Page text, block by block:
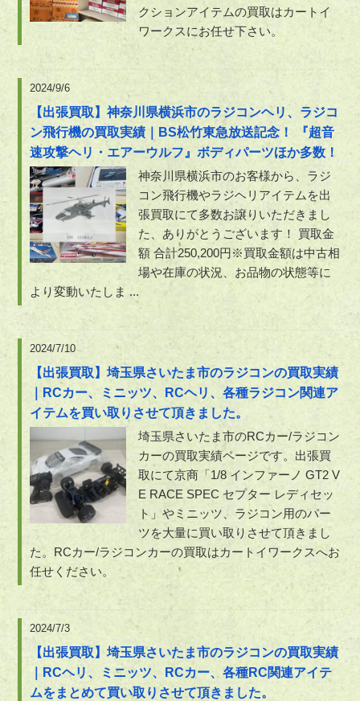
クションアイテムの買取はカートイ
ワークスにお任せ下さい。
2024/9/6
【出張買取】神奈川県横浜市のラジコンヘリ、ラジコ
ン飛行機の買取実績｜BS松竹東急放送記念！ 『超音
速攻撃ヘリ・エアーウルフ』ボディパーツほか多数！
神奈川県横浜市のお客様から、ラジ
コン飛行機やラジヘリアイテムを出
張買取にて多数お譲りいただきまし
た、ありがとうございます！ 買取金
額 合計250,200円※買取金額は中古相
場や在庫の状況、お品物の状態等に
より変動いたしま ...
2024/7/10
【出張買取】埼玉県さいたま市のラジコンの買取実績
｜RCカー、ミニッツ、RCヘリ、各種ラジコン関連ア
イテムを買い取りさせて頂きました。
埼玉県さいたま市のRCカー/ラジコン
カーの買取実績ページです。出張買
取にて京商「1/8 インファーノ GT2 V
E RACE SPEC セプター レディセッ
ト」やミニッツ、ラジコン用のパー
ツを大量に買い取りさせて頂きまし
た。RCカー/ラジコンカーの買取はカートイワークスへお
任せください。
2024/7/3
【出張買取】埼玉県さいたま市のラジコンの買取実績
｜RCヘリ、ミニッツ、RCカー、各種RC関連アイテ
ムをまとめて買い取りさせて頂きました。